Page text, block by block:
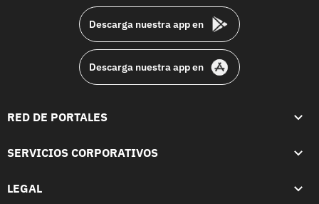
Descarga nuestra app en
Descarga nuestra app en
RED DE PORTALES
SERVICIOS CORPORATIVOS
LEGAL